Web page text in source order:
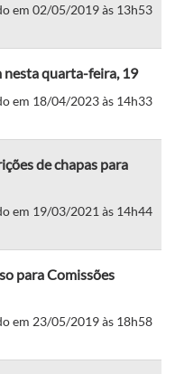
em 02/05/2019 às 13h53
nesta quarta-feira, 19
em 18/04/2023 às 14h33
de chapas para
em 19/03/2021 às 14h44
para Comissões
em 23/05/2019 às 18h58